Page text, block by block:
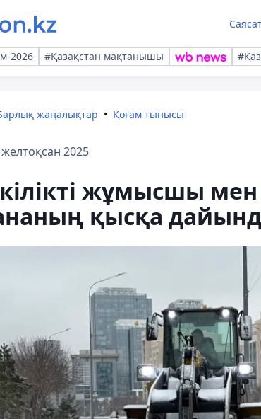
2026 #Қазақстан мақтанышы
жаңалықтар Қоғам тынысы
2025
жұмысшы мен
қысқа